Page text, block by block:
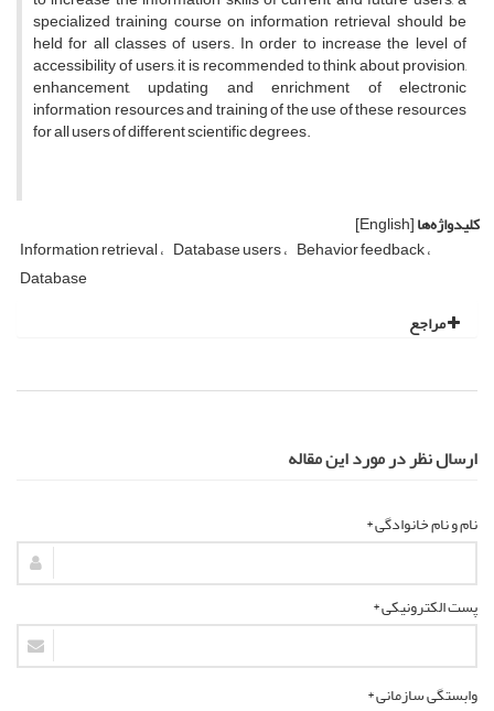
specialized training course on information retrieval should be
held for all classes of users. In order to increase the level of
accessibility of users, it is recommended to think about provision,
enhancement, updating and enrichment of electronic
information resources and training of the use of these resources
for all users of different scientific degrees.
کلیدواژه‌ها[English]
Information retrieval Database users Behavior feedback
Database
مراجع
ارسال نظر در مورد این مقاله
نام و نام خانوادگی *
پست الکترونیکی *
وابستگی سازمانی *